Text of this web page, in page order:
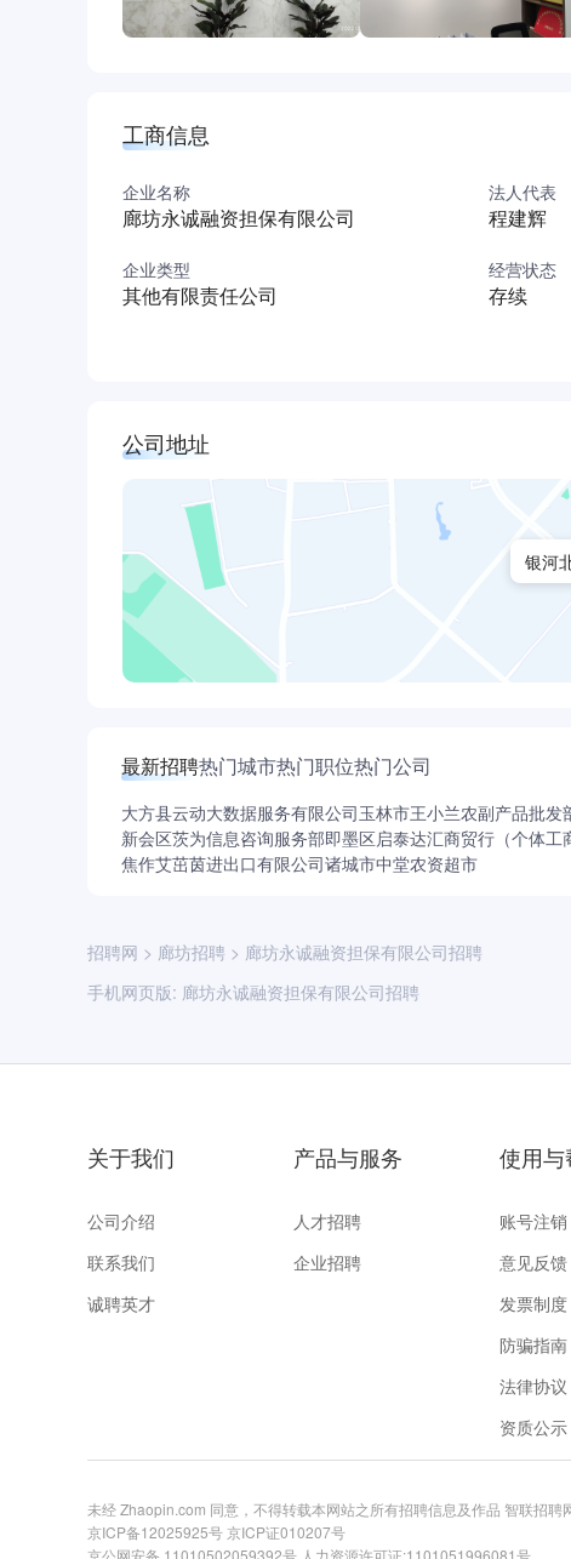
工商信息
企业名称
廊坊永诚融资担保有限公司
法人代表
程建辉
企业类型
其他有限责任公司
经营状态
存续
公司地址
银河
最新招聘热门城市热门职位热门公司
大方县云动大数据服务有限公司玉林市王小兰农副产品批发
新会区茨为信息咨询服务部即墨区启泰达汇商贸行（个体工
焦作艾茁茵进出口有限公司诸城市中堂农资超市
招聘网 > 廊坊招聘 > 廊坊永诚融资担保有限公司招聘
手机网页版: 廊坊永诚融资担保有限公司招聘
关于我们
公司介绍
联系我们
诚聘英才
产品与服务
人才招聘
企业招聘
使用与
账号注销
意见反馈
发票制度
防骗指南
法律协议
资质公示
未经 Zhaopin.com 同意，不得转载本网站之所有招聘信息及作品 智联招聘
京ICP备12025925号京ICP证010207号
京公网安备 11010502059392号 人力资源许可证:1101051996081号